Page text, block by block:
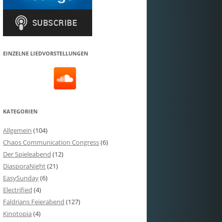
EINZELNE LIEDVORSTELLUNGEN
KATEGORIEN
Allgemein (104)
Chaos Communication Congress(6)
Der Spieleabend (12)
DiasporaNight(21)
EasySunday(6)
Electrified (4)
Faldrians Feierabend (127)
Kinotopia(4)